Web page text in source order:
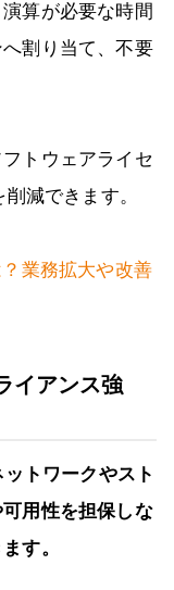
算が必要な時間
割り当て、不要
トウェアライセ
減できます。
業務拡大や改善
イアンス強
トワークやスト
用性を担保しな
す。